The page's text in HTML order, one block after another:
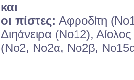
και
οι πίστες: Αφροδίτη
Διηάνειρα (Νο12),
(Νο2, Νο2α, Νο2β,